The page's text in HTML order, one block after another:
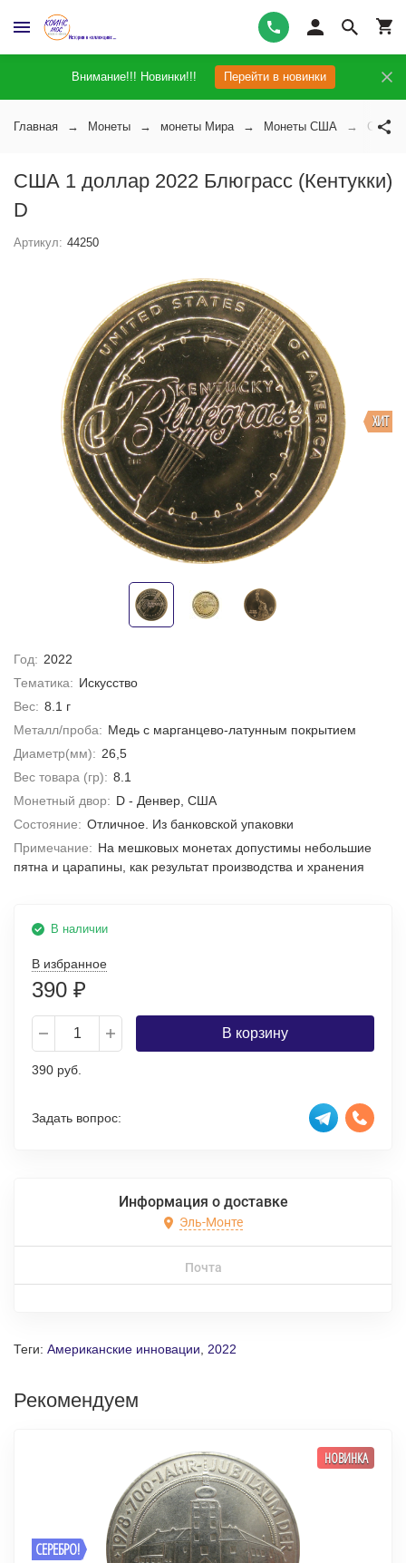
Внимание!!! Новинки!!! Перейти в новинки
Главная Монеты монеты Мира Монеты США США 1
США 1 доллар 2022 Блюграсс (Кентукки)
D
Артикул: 44250
ХИТ
Год: 2022
Тематика: Искусство
Вес: 8.1 г
Металл/проба: Медь с марганцево-латунным покрытием
Диаметр(мм): 26,5
Вес товара (гр): 8.1
Монетный двор: D - Денвер, США
Состояние: Отличное. Из банковской упаковки
Примечание: На мешковых монетах допустимы небольшие
пятна и царапины, как результат производства и хранения
В наличии
В избранное
390 ₽
В корзину
390 руб.
Задать вопрос:
Информация о доставке
Эль-Монте
Почта
Теги: Американские инновации 2022
Рекомендуем
СЕРЕБРО!
НОВИНКА